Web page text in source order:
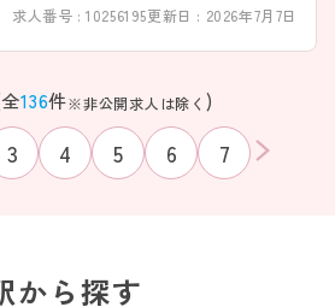
10～15時間程度 → プライベートも大切にしな
■ 小規模だからできる
床のコンパクトな規模 ・日中は複数名の看護
応できる体制 → 安心してケアに集中できる
■ 終末期ケアで専門性を磨
やりがいある分野で成長できま
の受け入れあり ・病院とは違う“生活に寄り
→ 自分らしいキャリアを描けます
求人番号 : 10256195更新日 : 2026年7月7日
136件※非公開求人は除く )
3 4 5 6 7
から探す